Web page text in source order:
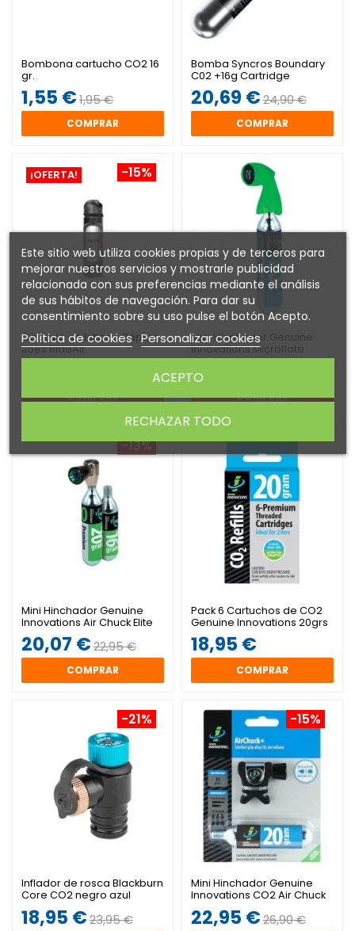
Bombona cartucho CO2 16
gr.
1,55 €1,95 €
COMPRAR
Bomba Syncros Boundary
C02 +16g Cartridge
20,69 €24,90 €
COMPRAR
¡OFERTA! -15%
Cápsula de Inflado Rápido
Joes RideAir
COMPRAR
Mini Hinchador Genuine
Innovations Microflate
Nano 20grs
15,95 €
COMPRAR
-13%
Mini Hinchador Genuine
Innovations Air Chuck Elite
20,07 €22,95 €
COMPRAR
Pack 6 Cartuchos de CO2
Genuine Innovations 20grs
18,95 €
COMPRAR
-21%
Inflador de rosca Blackburn
Core CO2 negro azul
18,95 €23,95 €
-15%
Mini Hinchador Genuine
Innovations CO2 Air Chuck
20grs
22,95 €26,90 €
Este sitio web utiliza cookies propias y de terceros para
mejorar nuestros servicios y mostrarle publicidad
relacionada con sus preferencias mediante el análisis
de sus hábitos de navegación. Para dar su
consentimiento sobre su uso pulse el botón Acepto.
Política de cookies Personalizar cookies
RECHAZAR TODO
ACEPTO